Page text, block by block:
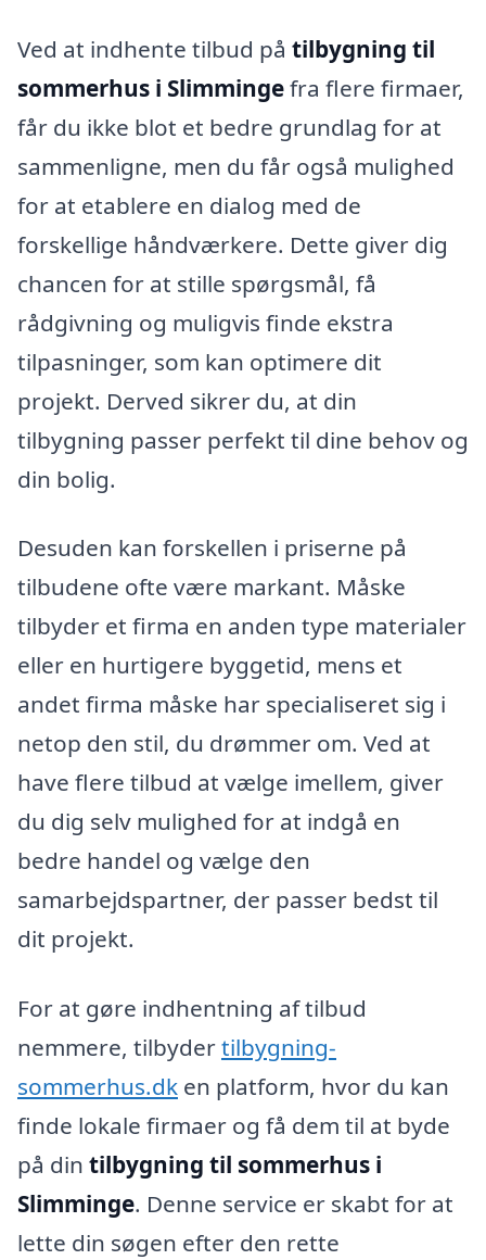
Ved at indhente tilbud på tilbygning til
sommerhus i Slimmingefra flere firmaer,
får du ikke blot et bedre grundlag for at
sammenligne, men du får også mulighed
for at etablere en dialog med de
forskellige håndværkere. Dette giver dig
chancen for at stille spørgsmål, få
rådgivning og muligvis finde ekstra
tilpasninger, som kan optimere dit
projekt. Derved sikrer du, at din
tilbygning passer perfekt til dine behov og
din bolig.
Desuden kan forskellen i priserne på
tilbudene ofte være markant. Måske
tilbyder et firma en anden type materialer
eller en hurtigere byggetid, mens et
andet firma måske har specialiseret sig i
netop den stil, du drømmer om. Ved at
have flere tilbud at vælge imellem, giver
du dig selv mulighed for at indgå en
bedre handel og vælge den
samarbejdspartner, der passer bedst til
dit projekt.
For at gøre indhentning af tilbud
nemmere, tilbydertilbygning-
sommerhus.dk en platform, hvor du kan
finde lokale firmaer og få dem til at byde
på din tilbygning til sommerhus i
Slimminge. Denne service er skabt for at
lette din søgen efter den rette